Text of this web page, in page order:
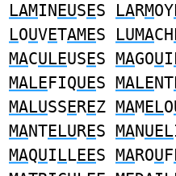
LAMINEUSES LARMOY
LOUVETAMES LUMACH
MACULEUSES MAGOUI
MALEFIQUES MALENT
MALUSSEREZ MAMELO
MANTELURES MANUEL
MAQUILLEES MAROUF